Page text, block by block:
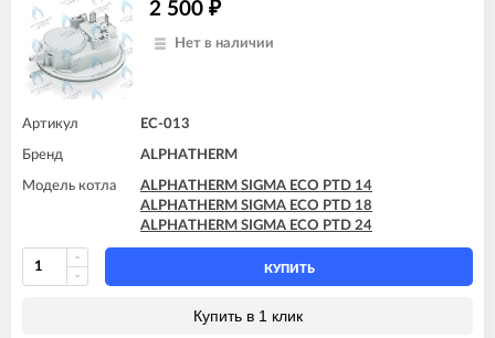
2 500 ₽
Нет в наличии
Артикул EC-013
Бренд ALPHATHERM
Модель котла
ALPHATHERM SIGMA ECO PTD 14
ALPHATHERM SIGMA ECO PTD 18
ALPHATHERM SIGMA ECO PTD 24
КУПИТЬ
Купить в 1 клик